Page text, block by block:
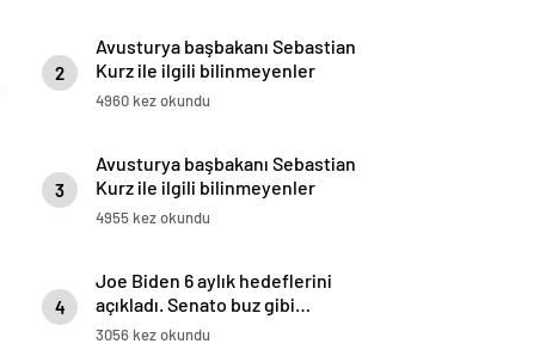
2
Avusturya başbakanı Sebastian
Kurz ile ilgili bilinmeyenler
4960 kez okundu
3
Avusturya başbakanı Sebastian
Kurz ile ilgili bilinmeyenler
4955 kez okundu
4
Joe Biden 6 aylık hedeflerini
açıkladı. Senato buz gibi…
3056 kez okundu